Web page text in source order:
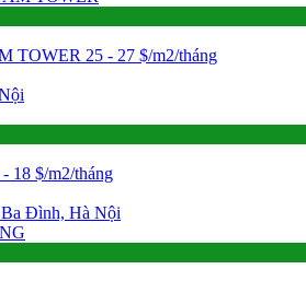
TOWER 25 - 27 $/m2/tháng
- 18 $/m2/tháng
Ba Đình, Hà Nội